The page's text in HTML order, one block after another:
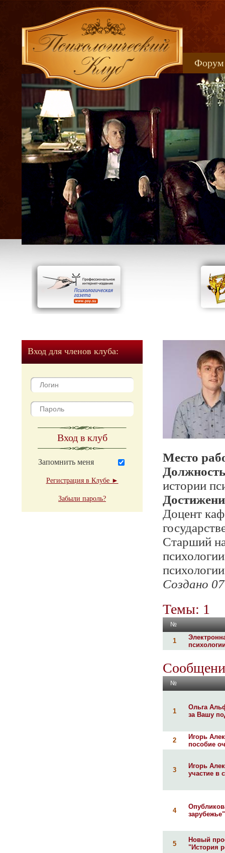
Форум
Вход для членов клуба:
Вход в клуб
Запомнить меня
Регистрация в Клубе ►
Забыли пароль?
Место
истории
Доцент
Старший
Создано
Темы: 1
№
1
№
1
Ольга
за Вашу
2
Игорь
пособие
3
Игорь
участие в
4
5
Новый
"История